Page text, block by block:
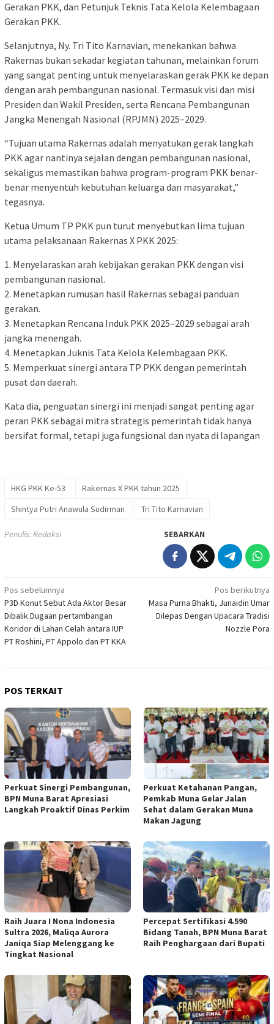
Gerakan PKK, dan Petunjuk Teknis Tata Kelola Kelembagaan
Gerakan PKK.
Selanjutnya, Ny. Tri Tito Karnavian, menekankan bahwa
Rakernas bukan sekadar kegiatan tahunan, melainkan forum
yang sangat penting untuk menyelaraskan gerak PKK ke depan
dengan arah pembangunan nasional. Termasuk visi dan misi
Presiden dan Wakil Presiden, serta Rencana Pembangunan
Jangka Menengah Nasional (RPJMN) 2025–2029.
“Tujuan utama Rakernas adalah menyatukan gerak langkah
PKK agar nantinya sejalan dengan pembangunan nasional,
sekaligus memastikan bahwa program-program PKK benar-
benar menyentuh kebutuhan keluarga dan masyarakat,”
tegasnya.
Ketua Umum TP PKK pun turut menyebutkan lima tujuan
utama pelaksanaan Rakernas X PKK 2025:
1. Menyelaraskan arah kebijakan gerakan PKK dengan visi
pembangunan nasional.
2. Menetapkan rumusan hasil Rakernas sebagai panduan
gerakan.
3. Menetapkan Rencana Induk PKK 2025–2029 sebagai arah
jangka menengah.
4. Menetapkan Juknis Tata Kelola Kelembagaan PKK.
5. Memperkuat sinergi antara TP PKK dengan pemerintah
pusat dan daerah.
Kata dia, penguatan sinergi ini menjadi sangat penting agar
peran PKK sebagai mitra strategis pemerintah tidak hanya
bersifat formal, tetapi juga fungsional dan nyata di lapangan
HKG PKK Ke-53
Rakernas X PKK tahun 2025
Shintya Putri Anawula Sudirman
Tri Tito Karnavian
Penulis: Redaksi SEBARKAN
Navigasi
pos
Pos sebelumnya
P3D Konut Sebut Ada Aktor Besar
Dibalik Dugaan pertambangan
Koridor di Lahan Celah antara IUP
PT Roshini, PT Appolo dan PT KKA
Pos berikutnya
Masa Purna Bhakti, Junaidin Umar
Dilepas Dengan Upacara Tradisi
Nozzle Pora
POS TERKAIT
Perkuat Sinergi Pembangunan,
BPN Muna Barat Apresiasi
Langkah Proaktif Dinas Perkim
Perkuat Ketahanan Pangan,
Pemkab Muna Gelar Jalan
Sehat dalam Gerakan Muna
Makan Jagung
Raih Juara I Nona Indonesia
Sultra 2026, Maliqa Aurora
Janiqa Siap Melenggang ke
Tingkat Nasional
Percepat Sertifikasi 4.590
Bidang Tanah, BPN Muna Barat
Raih Penghargaan dari Bupati